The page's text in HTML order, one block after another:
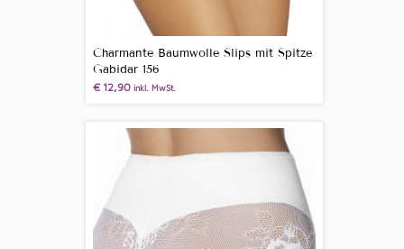
Charmante Baumwolle Slips mit Spitze
Gabidar 156
€12,90 inkl. MwSt.